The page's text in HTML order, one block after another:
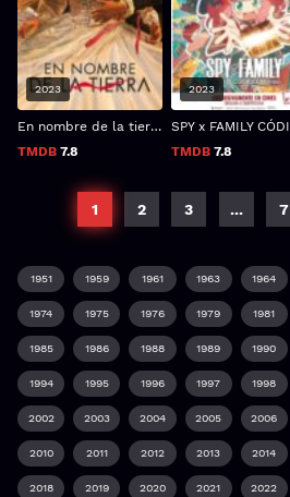
En nombre de la tierra
TMDB 7.8
2023
TMDB 7.8
2023
1 2 3 ... 7
1951 1959 1961 1963 1964
1974 1975 1976 1979 1981
1985 1986 1988 1989 1990
1994 1995 1996 1997 1998
2002 2003 2004 2005 2006
2010 2011 2012 2013 2014
2018 2019 2020 2021 2022